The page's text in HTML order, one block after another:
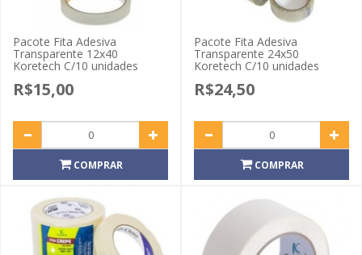
Pacote Fita Adesiva
Transparente 12x40
Koretech C/10 unidades
R$15,00
COMPRAR
Pacote Fita Adesiva
Transparente 24x50
Koretech C/10 unidades
R$24,50
COMPRAR